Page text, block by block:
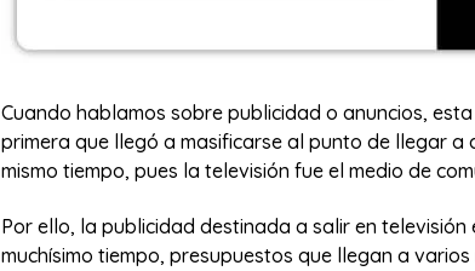
Cuando hablamos sobre publicidad o anuncios,
primera que llegó a masificarse al punto de llegar a
mismo tiempo, pues la televisión fue el medio de
Por ello, la publicidad destinada a salir en televisión
muchísimo tiempo, presupuestos que llegan a